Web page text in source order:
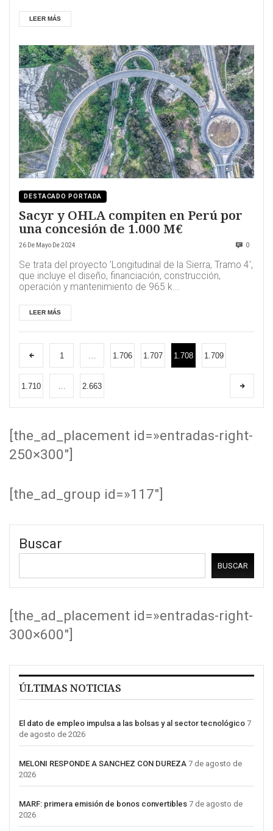
LEER MÁS
DESTACADO PORTADA
Sacyr y OHLA compiten en Perú por
una concesión de 1.000 M€
26 De Mayo De 2024 0
Se trata del proyecto 'Longitudinal de la Sierra, Tramo 4',
que incluye el diseño, financiación, construcción,
operación y mantenimiento de 965 k...
LEER MÁS
1 1.706 1.707 1.708 1.709
1.710 2.663
[the_ad_placement id=»entradas-right-
250×300″]
[the_ad_group id=»117″]
Buscar
BUSCAR
[the_ad_placement id=»entradas-right-
300×600″]
ÚLTIMAS NOTICIAS
El dato de empleo impulsa a las bolsas y al sector tecnológico 7
de agosto de 2026
MELONI RESPONDE A SANCHEZ CON DUREZA 7 de agosto de
2026
MARF: primera emisión de bonos convertibles 7 de agosto de
2026